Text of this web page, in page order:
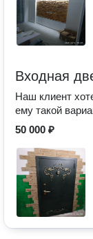
Входная
Наш клиент
ему такой
50 000 ₽